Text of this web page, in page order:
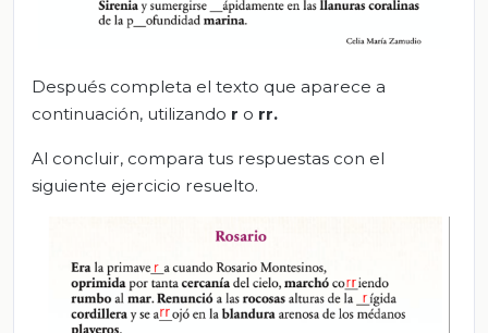
Después completa el texto que aparece a
continuación, utilizando r o rr.
Al concluir, compara tus respuestas con el
siguiente ejercicio resuelto.